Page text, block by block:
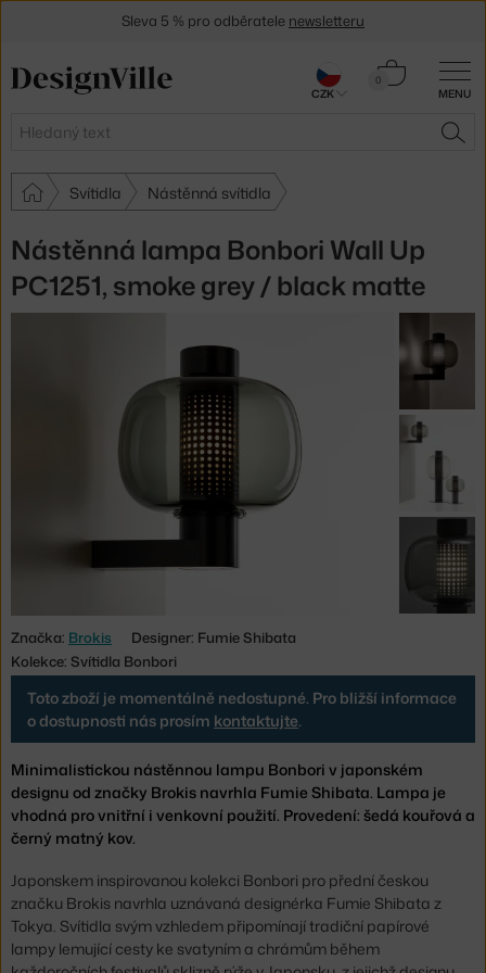
MENU
Hledat
0
Košík
Svítidla Nástěnná svítidla
Nástěnná lampa Bonbori Wall Up
PC1251, smoke grey / black matte
Značka: Brokis
Designer: Fumie Shibata
Kolekce: Svítidla Bonbori
Toto zboží je momentálně nedostupné. Pro bližší informace
o dostupnosti nás prosím kontaktujte.
Minimalistickou nástěnnou lampu Bonbori v japonském
designu od značky Brokis navrhla Fumie Shibata. Lampa je
vhodná pro vnitřní i venkovní použití. Provedení: šedá kouřová a
černý matný kov.
Japonskem inspirovanou kolekci Bonbori pro přední českou
značku Brokis navrhla uznávaná designérka Fumie Shibata z
Tokya. Svítidla svým vzhledem připomínají tradiční papírové
lampy lemující cesty ke svatyním a chrámům během
Sleva 5 % pro odběratele newsletteru
CZK